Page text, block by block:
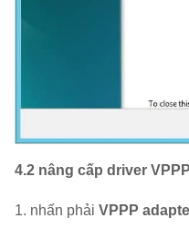
4.2 nâng cấp driver
1. nhấn phải VPPP